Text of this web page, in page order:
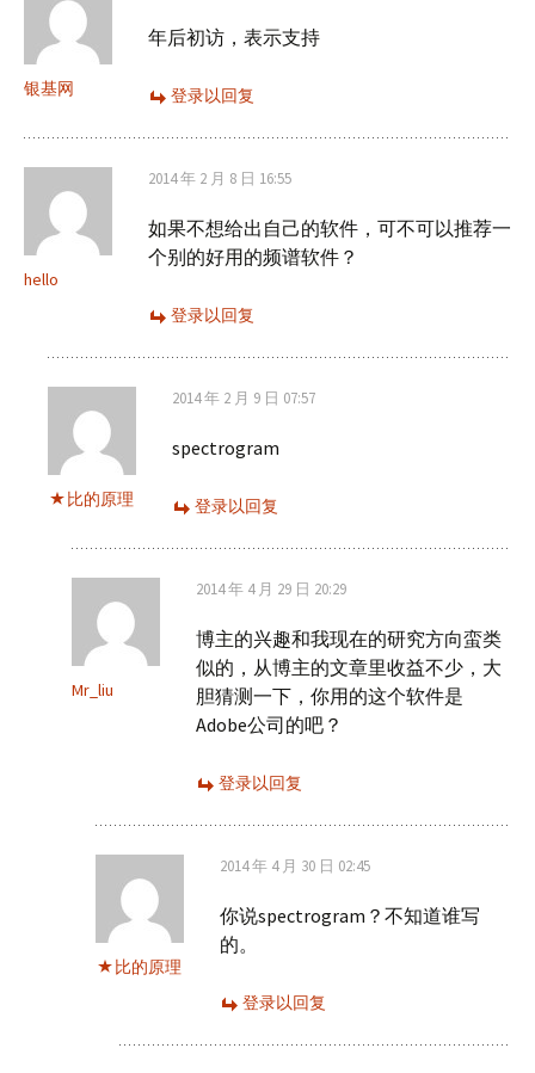
银基网
年后初访，表示支持
登录以回复
hello
2014 年 2 月 8 日 16:55
如果不想给出自己的软件，可不可以推荐一
个别的好用的频谱软件？
登录以回复
比的原理
2014 年 2 月 9 日 07:57
spectrogram
登录以回复
Mr_liu
2014 年 4 月 29 日 20:29
博主的兴趣和我现在的研究方向蛮类
似的，从博主的文章里收益不少，大
胆猜测一下，你用的这个软件是
Adobe公司的吧？
登录以回复
比的原理
2014 年 4 月 30 日 02:45
你说spectrogram？不知道谁写
的。
登录以回复